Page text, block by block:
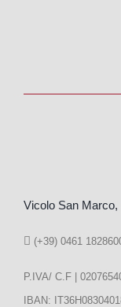
Vicolo San Marco,
(+39) 0461
P.IVA/ C.F |
IBAN: